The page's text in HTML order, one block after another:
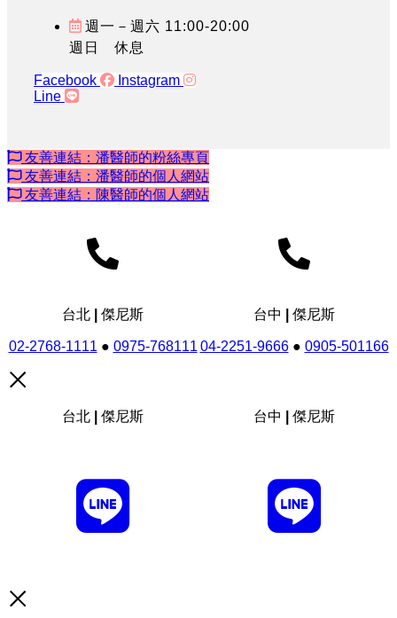
週一－週六 11:00-20:00
週日 休息
Facebook
Instagram
Line
友善連結：潘醫師的粉絲專頁
友善連結：潘醫師的個人網站
友善連結：陳醫師的個人網站
台北 | 傑尼斯
02-2768-1111 ● 0975-768111
台中 | 傑尼斯
04-2251-9666● 0905-501166
台北 | 傑尼斯 台中 | 傑尼斯